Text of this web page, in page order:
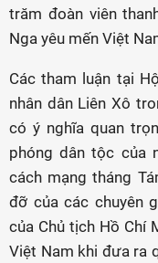
trăm đoàn viên
Nga yêu mến Việt
Các tham luận tại
nhân dân Liên Xô
có ý nghĩa quan
phóng dân tộc của
cách mạng tháng
đỡ của các chuyên
của Chủ tịch Hồ Chí
Việt Nam khi đưa ra